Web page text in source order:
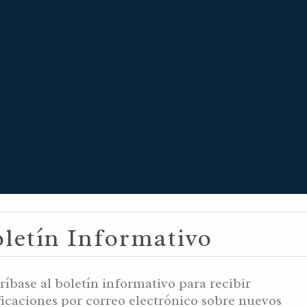
YB /
Informativo
al boletín informativo para recibir
por correo electrónico sobre nuevos